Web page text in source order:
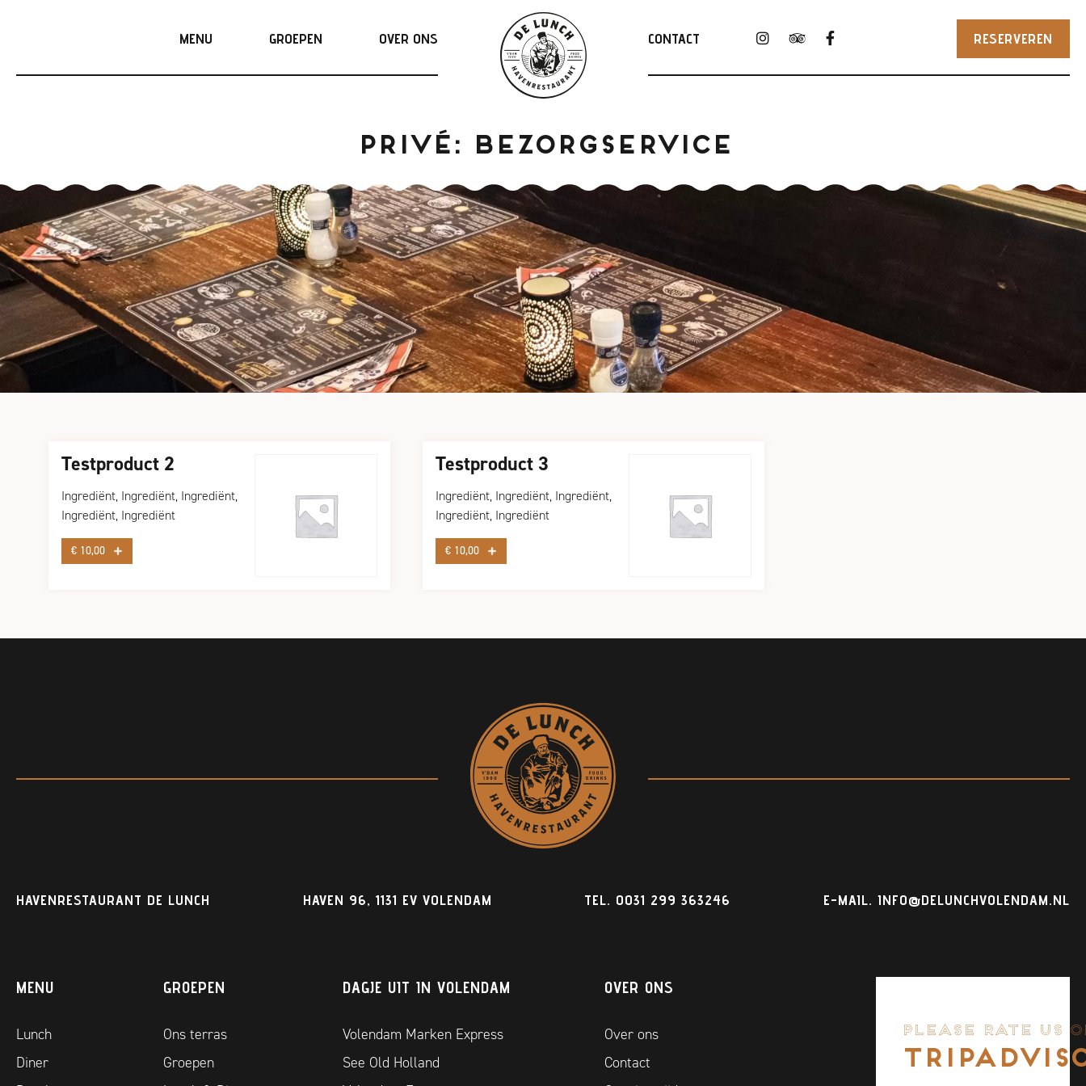
MENU GROEPEN OVER ONS CONTACT RESERVEREN
Privé: Bezorgservice
Testproduct 2
Ingrediënt, Ingrediënt, Ingrediënt,
Ingrediënt, Ingrediënt
€ 10,00
Testproduct 3
Ingrediënt, Ingrediënt, Ingrediënt,
Ingrediënt, Ingrediënt
€ 10,00
HAVENRESTAURANT DE LUNCH HAVEN 96, 1131 EV VOLENDAM TEL. 0031 299 363246 E-MAIL. INFO@DELUNCHVOLENDAM.NL
MENU
Lunch
Diner
GROEPEN
Ons terras
Groepen
DAGJE UIT IN VOLENDAM
Volendam Marken Express
See Old Holland
OVER ONS
Over ons
Contact
PLEASE RATE US